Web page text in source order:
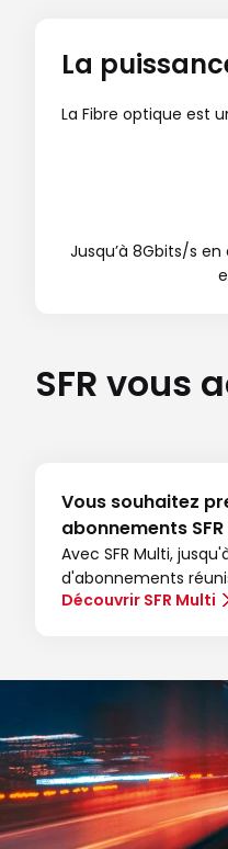
La
La Fibre optique est
Jusqu’à 8Gbits/s
SFR vous
Vous souhaitez
abonnements SFR
Avec SFR Multi,
d'abonnements
Découvrir SFR Multi